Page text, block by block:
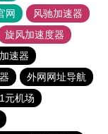
网
风驰加速器
旋风加速度器
速器
外网网址导航
1元机场